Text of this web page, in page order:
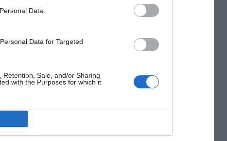
Data.
Data for Targeted
Sale, and/or Sharing
with the Purposes for which it